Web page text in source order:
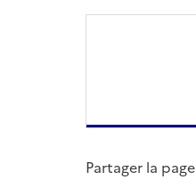
Partager la page